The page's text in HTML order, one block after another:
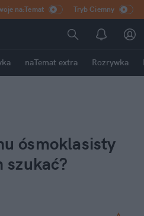
na:Temat Tryb Ciemny
naTemat extra Rozrywka
ósmoklasisty
szukać?